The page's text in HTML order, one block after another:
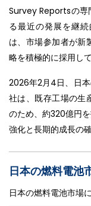
Survey Reportsの専
る最近の発展を継
は、市場参加者が新
略を積極的に採用し
2026年2月4日、日
社は、既存工場の生
のため、約320億円
強化と長期的成長の
日本の燃料電池
日本の燃料電池市場